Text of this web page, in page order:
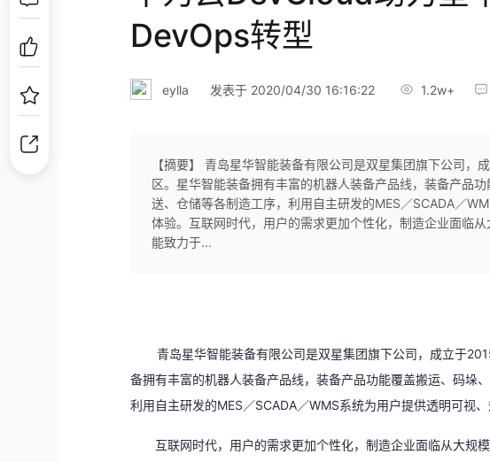
DevOps转型
eylla 发表于 2020/04/30 16:16:22 1.2w+
【摘要】 青岛星华智能装备有限公司是双星集团旗下公司，
区。星华智能装备拥有丰富的机器人装备产品线，装备产品
送、仓储等各制造工序，利用自主研发的MES／SCADA／
体验。互联网时代，用户的需求更加个性化，制造企业面临
能致力于...
青岛星华智能装备有限公司是双星集团旗下公司，成立于
备拥有丰富的机器人装备产品线，装备产品功能覆盖搬运、码垛
利用自主研发的MES／SCADA／WMS系统为用户提供透明可视、
互联网时代，用户的需求更加个性化，制造企业面临从大规